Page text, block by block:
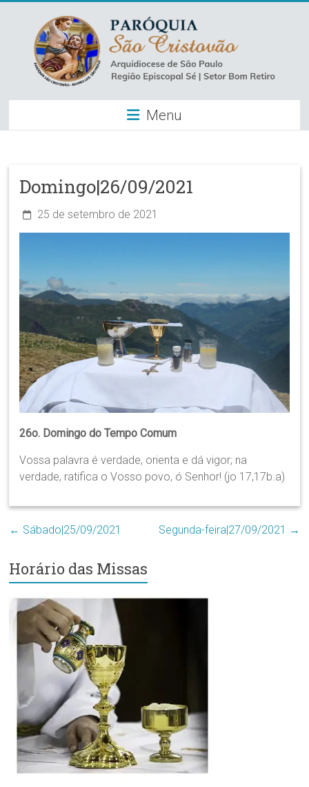
content
Paróquia
São
–
Luz
Arquidiocese
Paulo
Episcopal
Sé
Setor
Bom
Retiro
Menu
Domingo|26/09/2021
25 de setembro de 2021
26o. Domingo do Tempo Comum
Vossa palavra é verdade, orienta e dá vigor; na
verdade, ratifica o Vosso povo, ó Senhor! (jo 17,17b.a)
← Sábado|25/09/2021 Segunda-feira|27/09/2021 →
Horário das Missas